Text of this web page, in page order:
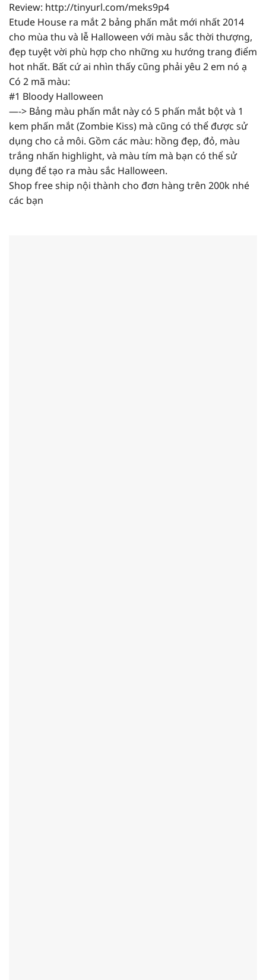
Review: http://tinyurl.com/meks9p4
Etude House ra mắt 2 bảng phấn mắt mới nhất 2014
cho mùa thu và lễ Halloween với màu sắc thời thượng,
đẹp tuyệt vời phù hợp cho những xu hướng trang điểm
hot nhất. Bất cứ ai nhìn thấy cũng phải yêu 2 em nó ạ
Có 2 mã màu:
#1 Bloody Halloween
—-> Bảng màu phấn mắt này có 5 phấn mắt bột và 1
kem phấn mắt (Zombie Kiss) mà cũng có thể được sử
dụng cho cả môi. Gồm các màu: hồng đẹp, đỏ, màu
trắng nhấn highlight, và màu tím mà bạn có thể sử
dụng để tạo ra màu sắc Halloween.
Shop free ship nội thành cho đơn hàng trên 200k nhé
các bạn